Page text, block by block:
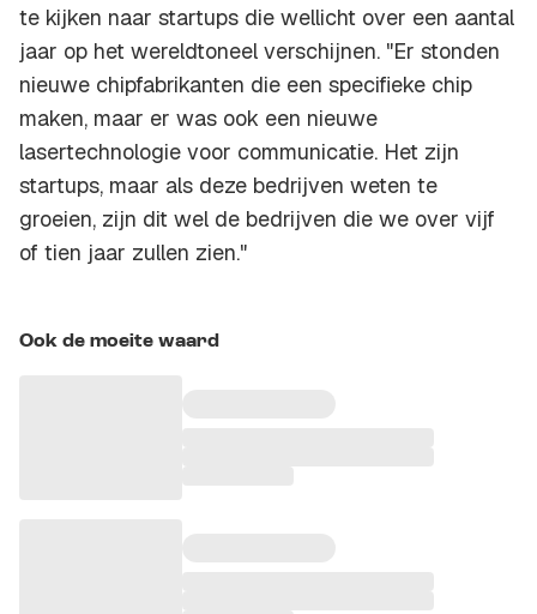
te kijken naar startups die wellicht over een aantal
jaar op het wereldtoneel verschijnen. "Er stonden
nieuwe chipfabrikanten die een specifieke chip
maken, maar er was ook een nieuwe
lasertechnologie voor communicatie. Het zijn
startups, maar als deze bedrijven weten te
groeien, zijn dit wel de bedrijven die we over vijf
of tien jaar zullen zien."
Ook de moeite waard